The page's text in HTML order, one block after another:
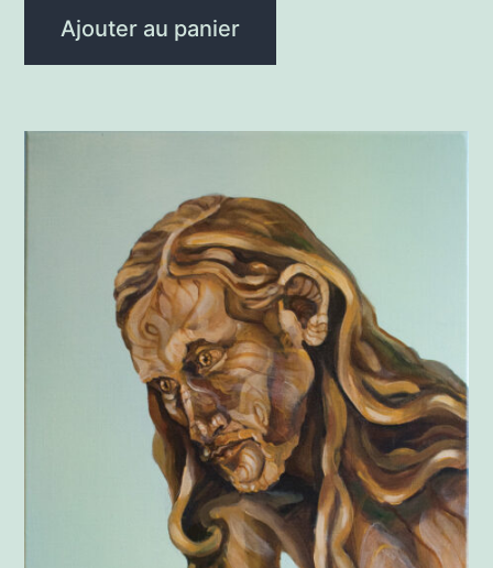
Ajouter au panier